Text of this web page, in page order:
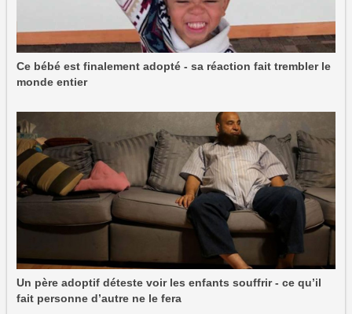
Ce bébé est finalement adopté - sa réaction fait trembler le
monde entier
Un père adoptif déteste voir les enfants souffrir - ce qu’il
fait personne d’autre ne le fera